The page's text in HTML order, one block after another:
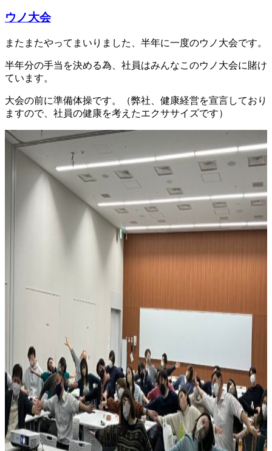
ウノ大会
またまたやってまいりました、半年に一度のウノ大会です。
半年分の手当を決める為、社員はみんなこのウノ大会に賭け
ています。
大会の前に準備体操です。（弊社、健康経営を宣言しており
ますので、社員の健康を考えたエクササイズです）